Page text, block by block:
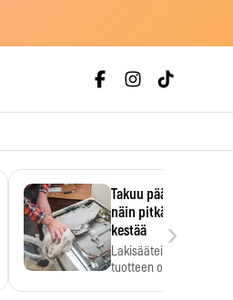
Takuu päättyi,
näin pitkään
kestää
Lakisääteinen
tuotteen oletetun
›